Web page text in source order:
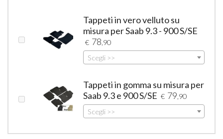
Tappeti in vero velluto su
misura per Saab 9.3 - 900 S/SE
€ 78 ,90
Scegli >>
Tappeti in gomma su misura per
Saab 9.3 e 900 S/SE € 79 ,90
Scegli >>